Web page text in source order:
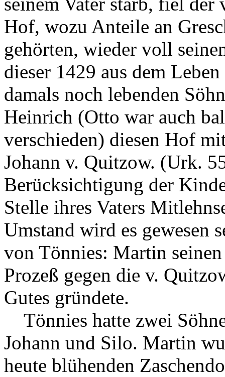
Hof, wozu Anteile an
gehörten, wieder voll
dieser 1429 aus dem
damals noch lebenden
Heinrich (Otto war auch
verschieden) diesen Hof
Johann v. Quitzow. (Urk.
Berücksichtigung der
Stelle ihres Vaters
Umstand wird es gewesen
von Tönnies: Martin
Prozeß gegen die v.
Gutes gründete.
Tönnies hatte zwei
Johann und Silo. Martin
heute blühenden